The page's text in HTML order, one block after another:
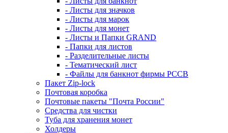
- Листы для значков
- Листы для марок
- Листы для монет
- Листы и Папки GRAND
- Папки для листов
- Разделительные листы
- Тематический лист
- Файлы для банкнот фирмы PCCB
Пакет Zip-lock
Почтовая коробка
Почтовые пакеты "Почта России"
Средства для чистки
Туба для хранения монет
Холдеры